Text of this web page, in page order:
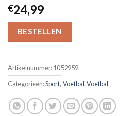
€24,99
BESTELLEN
Artikelnummer:1052959
Categorieën:Sport,Voetbal,Voetbal